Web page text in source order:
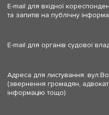
E-mail для вхідної
та запитів на публічну
E-mail для органів судової
Адреса для листування:
(звернення громадян,
інформацію тощо)